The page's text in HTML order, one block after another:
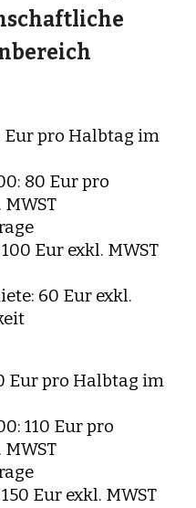
Eur pro Halbtag im
80 Eur pro
Eur exkl. MWST
60 Eur exkl.
Eur pro Halbtag im
110 Eur pro
Eur exkl. MWST